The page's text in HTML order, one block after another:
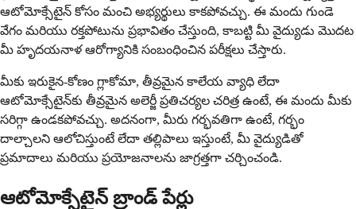
ఆటోమోక్సేటైన్ కోసం మంచి అభ్యర్థులు కాకపోవచ్చు. ఈ మందు గుండె
వేగం మరియు రక్తపోటును ప్రభావితం చేస్తుంది, కాబట్టి మీ వైద్యుడు మొదట
మీ హృదయనాళ ఆరోగ్యానికి సంబంధించిన పరీక్షలు చేస్తారు.
మీకు ఇరుకైన-కోణం గ్లాకోమా, తీవ్రమైన కాలేయ వ్యాధి లేదా
ఆటోమోక్సేటైన్‌కు తీవ్రమైన అలెర్జీ ప్రతిచర్యల చరిత్ర ఉంటే, ఈ మందు మీకు
సరిగ్గా ఉండకపోవచ్చు. అదనంగా, మీరు గర్భవతిగా ఉంటే, గర్భం
దాల్చాలని ఆలోచిస్తుంటే లేదా తల్లిపాలు ఇస్తుంటే, మీ వైద్యుడితో
ప్రమాదాలు మరియు ప్రయోజనాలను జాగ్రత్తగా చర్చించండి.
ఆటోమోక్సేటైన్ బ్రాండ్ పేర్లు